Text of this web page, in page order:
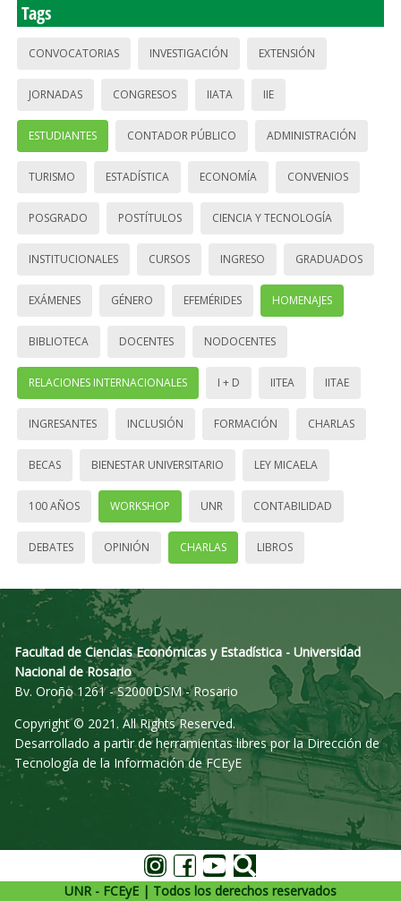
Tags
CONVOCATORIAS INVESTIGACIÓN EXTENSIÓN
JORNADAS CONGRESOS IIATA IIE
ESTUDIANTES CONTADOR PÚBLICO ADMINISTRACIÓN
TURISMO ESTADÍSTICA ECONOMÍA CONVENIOS
POSGRADO POSTÍTULOS CIENCIA Y TECNOLOGÍA
INSTITUCIONALES CURSOS INGRESO GRADUADOS
EXÁMENES GÉNERO EFEMÉRIDES HOMENAJES
BIBLIOTECA DOCENTES NODOCENTES
RELACIONES INTERNACIONALES I + D IITEA IITAE
INGRESANTES INCLUSIÓN FORMACIÓN CHARLAS
BECAS BIENESTAR UNIVERSITARIO LEY MICAELA
100 AÑOS WORKSHOP UNR CONTABILIDAD
DEBATES OPINIÓN CHARLAS LIBROS
Facultad de Ciencias Económicas y Estadística - Universidad
Nacional de Rosario
Bv. Oroño 1261 - S2000DSM - Rosario
Copyright © 2021. All Rights Reserved.
Desarrollado a partir de herramientas libres por la Dirección de
Tecnología de la Información de FCEyE
UNR - FCEyE | Todos los derechos reservados